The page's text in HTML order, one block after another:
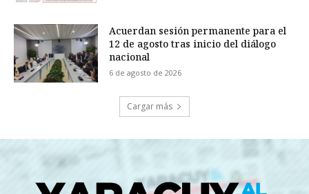
Acuerdan sesión permanente para el
12 de agosto tras inicio del diálogo
nacional
6 de agosto de 2026
Cargar más